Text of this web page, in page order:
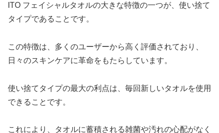
ITO フェイシャルタオルの大きな特徴の一つが、使い捨て
タイプであることです。
この特徴は、多くのユーザーから高く評価されており、
日々のスキンケアに革命をもたらしています。
使い捨てタイプの最大の利点は、毎回新しいタオルを使用
できることです。
これにより、タオルに蓄積される雑菌や汚れの心配がなく